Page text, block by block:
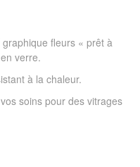
fleurs « prêt à
verre.
à la chaleur.
soins pour des vitrages